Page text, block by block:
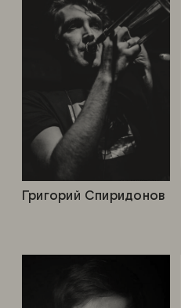
Григорий Спиридонов